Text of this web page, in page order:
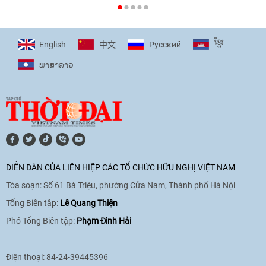
cùng thanh thiếu nhi tiên phong ứng
phó với biến đổi khí hậu
17:07|09/06/2026
[Video] Lào dành ưu tiên hàng đầu cho
quan hệ với Việt Nam
11:01 |09/06/2026
[Video] Doanh nghiệp Hoa Kỳ hỗ trợ
Việt Nam xác định danh tính người mất
tích trong chiến tranh
English 中文 Pусский ខ្មែរ
ພາ​ສາ​ລາວ
DIỄN ĐÀN CỦA LIÊN HIỆP CÁC TỔ CHỨC HỮU NGHỊ VIỆT NAM
Tòa soạn: Số 61 Bà Triệu, phường Cửa Nam, Thành phố Hà Nội
Tổng Biên tập: Lê Quang Thiện
Phó Tổng Biên tập: Phạm Đình Hải
Điện thoại: 84-24-39445396